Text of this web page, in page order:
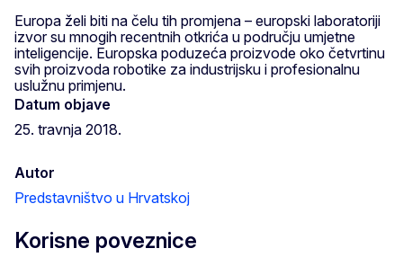
Europa želi biti na čelu tih promjena – europski laboratoriji
izvor su mnogih recentnih otkrića u području umjetne
inteligencije. Europska poduzeća proizvode oko četvrtinu
svih proizvoda robotike za industrijsku i profesionalnu
uslužnu primjenu.
Datum objave
25. travnja 2018.
Autor
Predstavništvo u Hrvatskoj
Korisne poveznice